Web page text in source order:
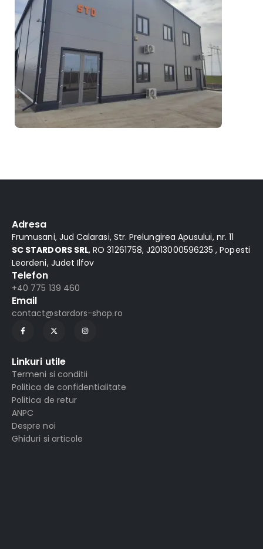
Adresa
Frumusani, Jud Calarasi, Str. Prelungirea Apusului, nr. 11
SC STARDORS SRL, RO 31261758, J2013000596235 , Popesti
Leordeni, Judet Ilfov
Telefon
+40 775 139 460
Email
contact@stardors-shop.ro
Linkuri utile
Termeni si conditii
Politica de confidentialitate
Politica de retur
ANPC
Despre noi
Ghiduri si articole